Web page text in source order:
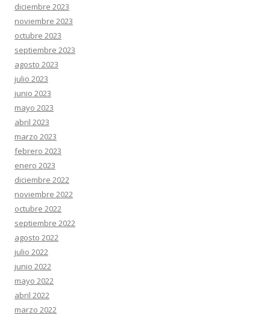
diciembre 2023
noviembre 2023
octubre 2023
septiembre 2023
agosto 2023
julio 2023
junio 2023
mayo 2023
abril 2023
marzo 2023
febrero 2023
enero 2023
diciembre 2022
noviembre 2022
octubre 2022
septiembre 2022
agosto 2022
julio 2022
junio 2022
mayo 2022
abril 2022
marzo 2022